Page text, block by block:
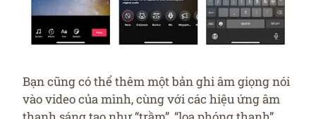
Bạn cũng có thể thêm một bản ghi âm giọng nói
vào video của mình, cùng với các hiệu ứng âm